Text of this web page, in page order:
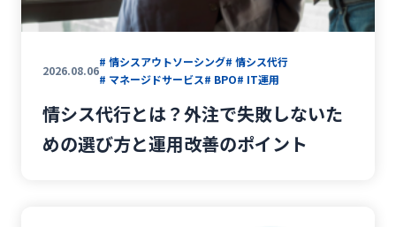
2026.08.06
# 情シスアウトソーシング# 情シス代行
# マネージドサービス# BPO# IT運用
情シス代行とは？外注で失敗しないた
めの選び方と運用改善のポイント